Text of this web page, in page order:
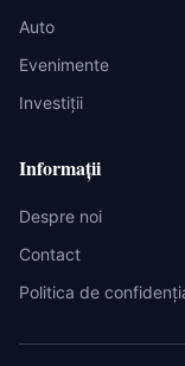
Auto
Evenimente
Investiții
Informații
Despre noi
Contact
Politica de